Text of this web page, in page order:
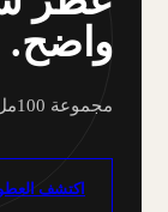
واضح.
مجموعة 100مل واختبارات صغيرة قبل القرار.
اكتشف